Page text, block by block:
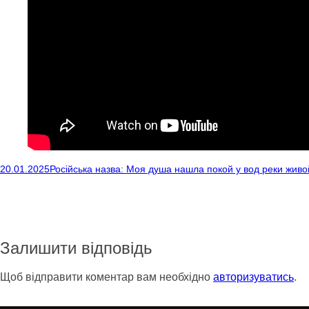
20.01.2025Російська назва: Моя душа нашла покой у вод реки
Залишити відповідь
Щоб відправити коментар вам необхідно авторизуватись.